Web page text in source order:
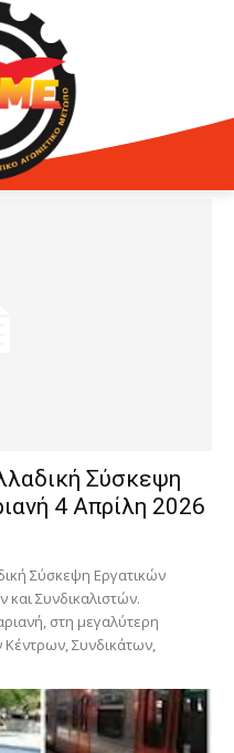
Σύσκεψη
4 Απρίλη 2026
Σύσκεψη Εργατικών
Συνδικαλιστών.
στη μεγαλύτερη
Συνδικάτων,